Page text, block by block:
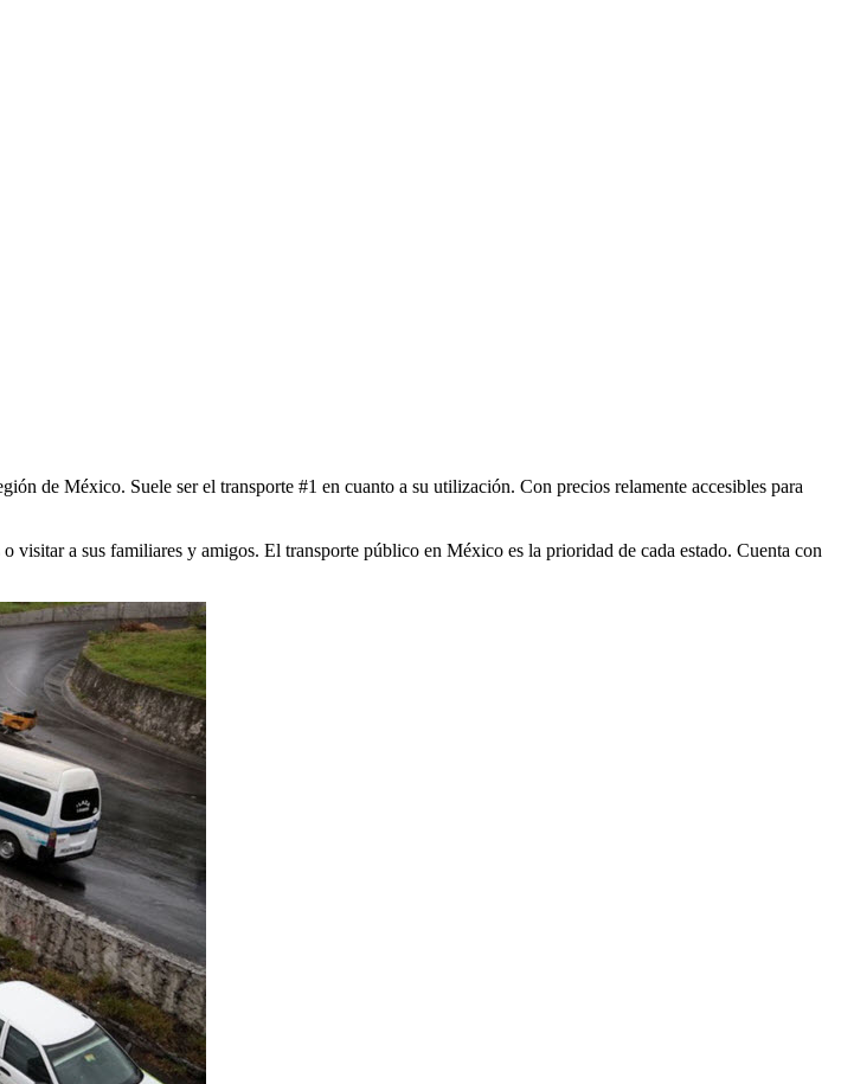
de México. Suele ser el transporte #1 en cuanto a su utilización. Con precios relamente accesibles para
visitar a sus familiares y amigos. El transporte público en México es la prioridad de cada estado. Cuenta con